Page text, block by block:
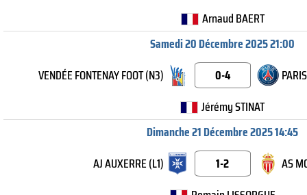
Arnaud BAERT
Samedi 20 Décembre 2025 21:00
VENDÉE FONTENAY FOOT (N3)
0-4
Jérémy STINAT
Dimanche 21 Décembre 2025 14:45
AJ AUXERRE (L1)
1-2
AS